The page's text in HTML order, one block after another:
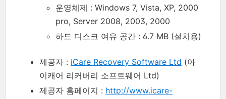
운영체제 : Windows 7, Vista, XP, 2000
pro, Server 2008, 2003, 2000
하드 디스크 여유 공간 : 6.7 MB (설치용)
제공자 : iCare Recovery Software Ltd (아
이캐어 리커버리 소프트웨어 Ltd)
제공자 홈페이지 : http://www.icare-